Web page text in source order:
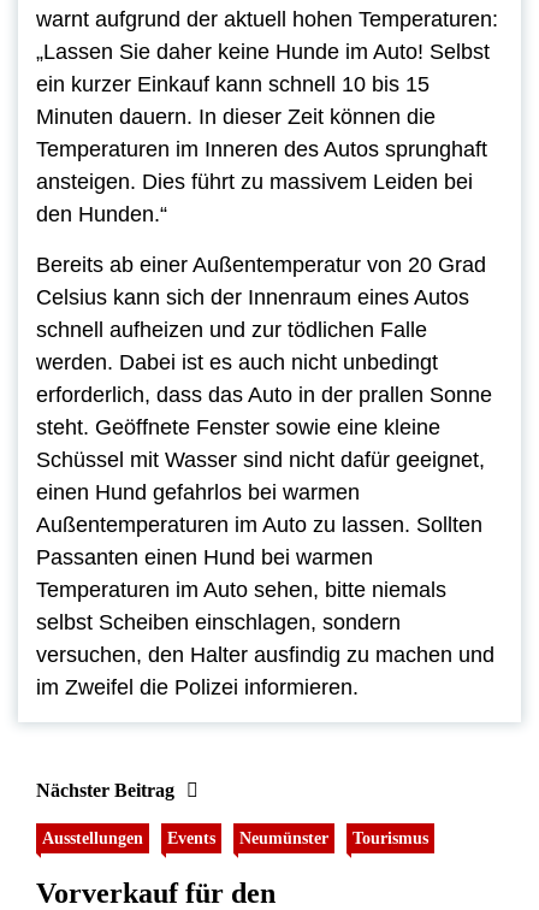
warnt aufgrund der aktuell hohen Temperaturen:
„Lassen Sie daher keine Hunde im Auto! Selbst
ein kurzer Einkauf kann schnell 10 bis 15
Minuten dauern. In dieser Zeit können die
Temperaturen im Inneren des Autos sprunghaft
ansteigen. Dies führt zu massivem Leiden bei
den Hunden.“
Bereits ab einer Außentemperatur von 20 Grad
Celsius kann sich der Innenraum eines Autos
schnell aufheizen und zur tödlichen Falle
werden. Dabei ist es auch nicht unbedingt
erforderlich, dass das Auto in der prallen Sonne
steht. Geöffnete Fenster sowie eine kleine
Schüssel mit Wasser sind nicht dafür geeignet,
einen Hund gefahrlos bei warmen
Außentemperaturen im Auto zu lassen. Sollten
Passanten einen Hund bei warmen
Temperaturen im Auto sehen, bitte niemals
selbst Scheiben einschlagen, sondern
versuchen, den Halter ausfindig zu machen und
im Zweifel die Polizei informieren.
Nächster Beitrag
Ausstellungen Events Neumünster Tourismus
Vorverkauf für den